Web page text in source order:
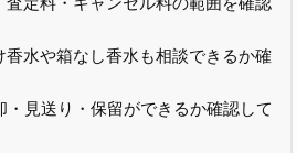
香水や箱なし香水も相談できるか確
・見送り・保留ができるか確認して